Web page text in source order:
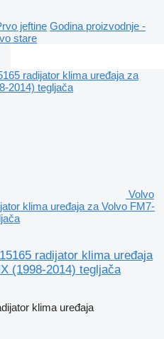
jeftine Godina proizvodnje -
stare
Volvo
klima uređaja za Volvo FM7-
radijator klima uređaja
(1998-2014) tegljača
klima uređaja